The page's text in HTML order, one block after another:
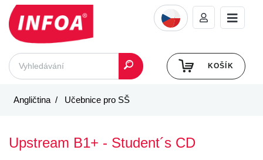
KOŠÍK
Angličtina Učebnice pro SŠ
Upstream B1+ - Student´s CD